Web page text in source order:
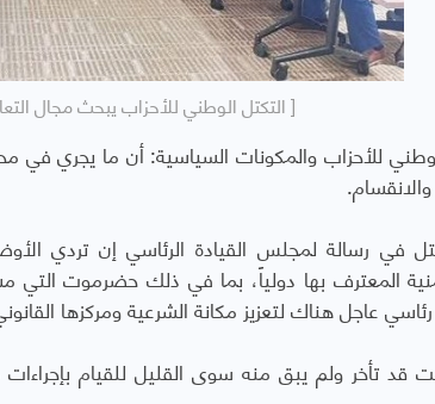
[ التكتل الوطني للأحزاب يبحث مجال
للأحزاب والمكونات السياسية: أن ما يجري
في رسالة لمجلس القيادة الرئاسي إن تردي
المعترف بها دولياً، بما في ذلك حضرموت التي
عاجل هناك لتعزيز مكانة الشرعية ومركزها
قد تأخر ولم يبق منه سوى القليل للقيام